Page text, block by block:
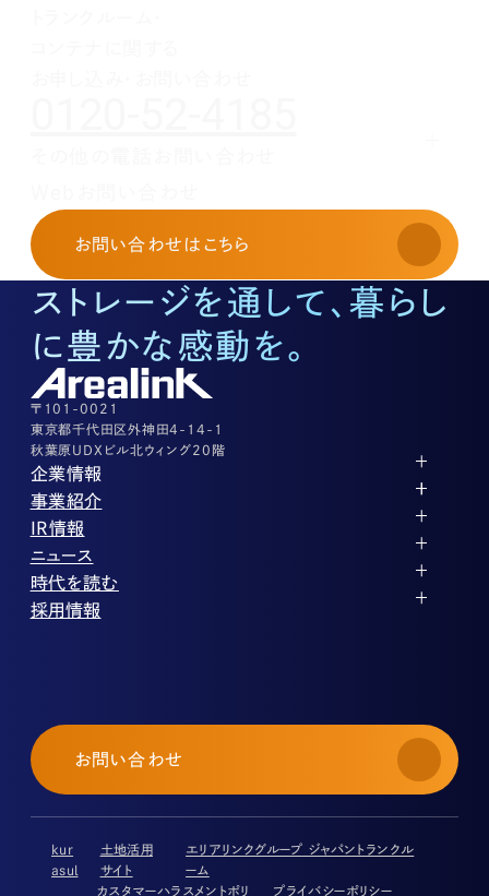
お申し込み・お問い合わせ
03-3526-8568
土地活用に関するお問い合わせ
03-3526-8574
底地に関するお問い合わせ
03-3526-8572
株式に関するお問い合わせ
03-3526-8556
その他上記に当てはまらない案件等
03-3526-8556
お問い合わせ はこちら
ストレージを通して、暮らし
に豊かな感動を。
〒101-0021
東京都千代田区外神田4-14-1
秋葉原UDXビル北ウィング20階
企業情報
代表メッセージ
企業理念
会社概要
役員紹介
沿革
コーポレートガバナンス
事業紹介
ストレージ事業
パートナー制度
ストレージライフ
土地権利整備事業
オフィス事業
アセット事業
IR情報
IRカレンダー
中期経営計画
事業等のリスク
株式・株主情報
個人投資家の皆様へ
よくある質問・用語集
IRメール登録
免責事項
ニュース
PR
IR
時代を読む
投稿一覧
採用情報
採用エントリー
お問い合わせ
kur
asul
土地活用
サイト
エリアリンクグループ ジャパントランクル
ーム
カスタマーハラスメントポリ
プライバシーポリシー